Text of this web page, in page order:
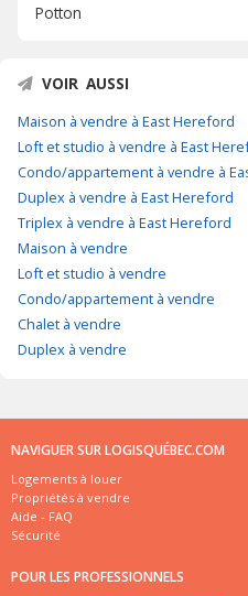
Potton
VOIR AUSSI
Maison à vendre à East Hereford
Loft et studio à vendre à East
Condo/appartement à vendre à
Duplex à vendre à East Hereford
Triplex à vendre à East Hereford
Maison à vendre
Loft et studio à vendre
Condo/appartement à vendre
Chalet à vendre
Duplex à vendre
NAVIGUER SUR LOGISQUÉBEC.COM
Logements à louer
Propriétés à vendre
Aide - FAQ
Sécurité
POUR LES PROFESSIONNELS